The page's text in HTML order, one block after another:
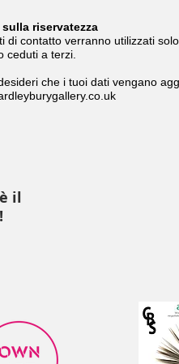
riservatezza
di contatto verranno utilizzati
ceduti a terzi.
che i tuoi dati vengano
il